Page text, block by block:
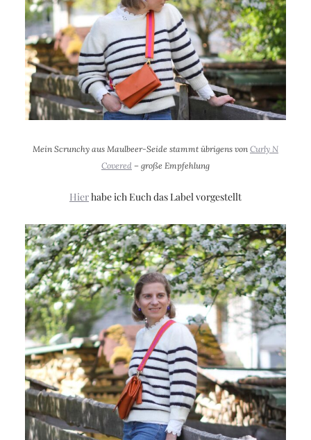
Mein Scrunchy aus Maulbeer-Seide stammt übrigens von Curly N
Covered – große Empfehlung
Hierhabe ich Euch das Label vorgestellt